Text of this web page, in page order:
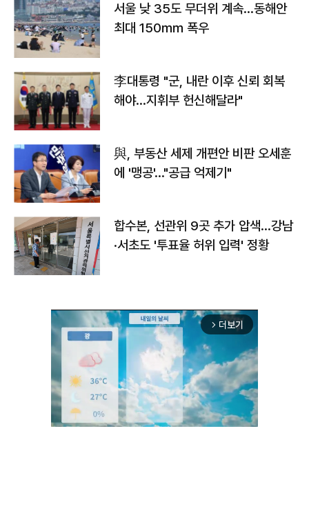
서울 낮 35도 무더위 계속…동해안
최대 150㎜ 폭우
李대통령 "군, 내란 이후 신뢰 회복
해야…지휘부 헌신해달라"
與, 부동산 세제 개편안 비판 오세훈
에 '맹공'…"공급 억제기"
합수본, 선관위 9곳 추가 압색…강남
·서초도 '투표율 허위 입력' 정황
arrow_forward_ios 더보기